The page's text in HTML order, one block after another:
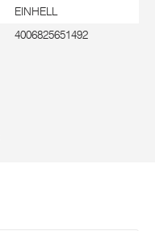
EINHELL
4006825651492